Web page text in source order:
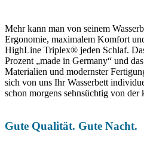
Mehr kann man von seinem
Ergonomie, maximalem Komfort
HighLine Triplex® jeden Schlaf.
Prozent „made in Germany“ und
Materialien und modernster
sich von uns Ihr Wasserbett
schon morgens sehnsüchtig von der
Gute Qualität. Gute Nacht.